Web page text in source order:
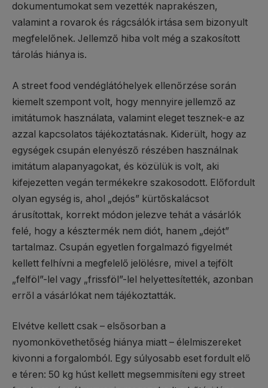
dokumentumokat sem vezették naprakészen,
valamint a rovarok és rágcsálók irtása sem bizonyult
megfelelőnek. Jellemző hiba volt még a szakosított
tárolás hiánya is.
A street food vendéglátóhelyek ellenőrzése során
kiemelt szempont volt, hogy mennyire jellemző az
imitátumok használata, valamint eleget tesznek-e az
azzal kapcsolatos tájékoztatásnak. Kiderült, hogy az
egységek csupán elenyésző részében használnak
imitátum alapanyagokat, és közülük is volt, aki
kifejezetten vegán termékekre szakosodott. Előfordult
olyan egység is, ahol „dejós” kürtőskalácsot
árusítottak, korrekt módon jelezve tehát a vásárlók
felé, hogy a késztermék nem diót, hanem „dejót”
tartalmaz. Csupán egyetlen forgalmazó figyelmét
kellett felhívni a megfelelő jelölésre, mivel a tejfölt
„felföl”-lel vagy „frissföl”-lel helyettesítették, azonban
erről a vásárlókat nem tájékoztatták.
Elvétve kellett csak – elsősorban a
nyomonkövethetőség hiánya miatt – élelmiszereket
kivonni a forgalomból. Egy súlyosabb eset fordult elő
e téren: 50 kg húst kellett megsemmisíteni egy street